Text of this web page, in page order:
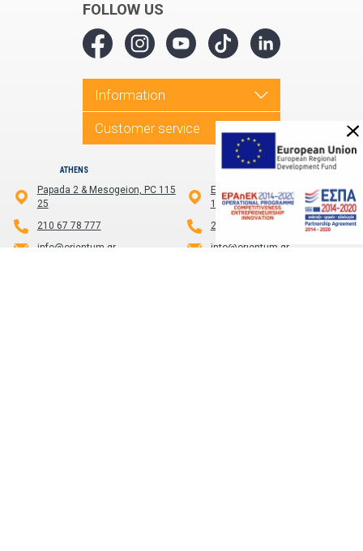
FOLLOW US
Information
Customer service
ATHENS
Papada 2 & Mesogeion, PC 115
25
210 67 78 777
info@orientum.gr
THESSALONIKI
Egnatia 70 - Eisodos Chalkeon
16 - P.C 546 24
2310 868478
info@orientum.gr